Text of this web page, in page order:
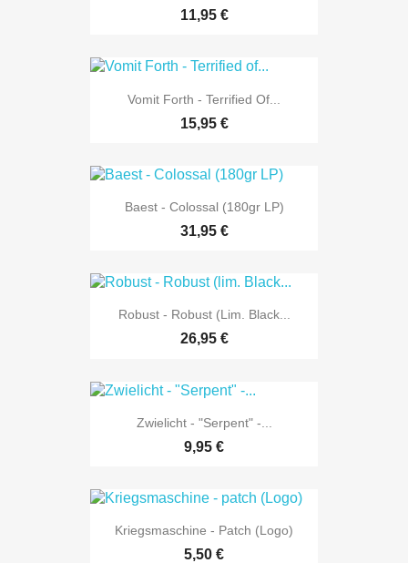
11,95 €
Vomit Forth - Terrified Of...
15,95 €
Baest - Colossal (180gr LP)
31,95 €
Robust - Robust (lim. Black...
26,95 €
Zwielicht - "Serpent" -...
9,95 €
Kriegsmaschine - Patch (Logo)
5,50 €